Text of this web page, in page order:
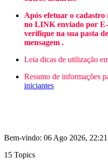
Após efetuar o
no LINK enviado por
verifique na sua pasta
mensagem .
Leia dicas de utilização
Resumo de informações
iniciantes
Bem-vindo: 06 Ago 2026, 22:21
15 Topics